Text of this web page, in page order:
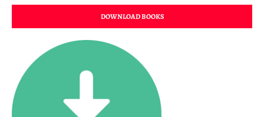
DOWNLOAD BOOKS